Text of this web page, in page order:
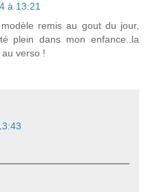
à 13:21
remis au gout du jour,
plein dans mon enfance..la
verso !